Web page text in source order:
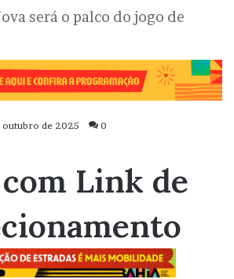
será o palco do jogo de
outubro de 2025 0
Link de